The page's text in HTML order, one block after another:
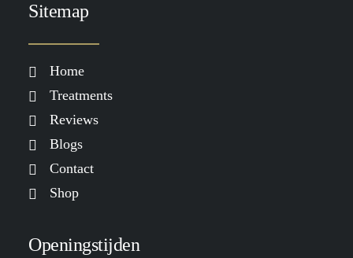
Sitemap
Home
Treatments
Reviews
Blogs
Contact
Shop
Openingstijden